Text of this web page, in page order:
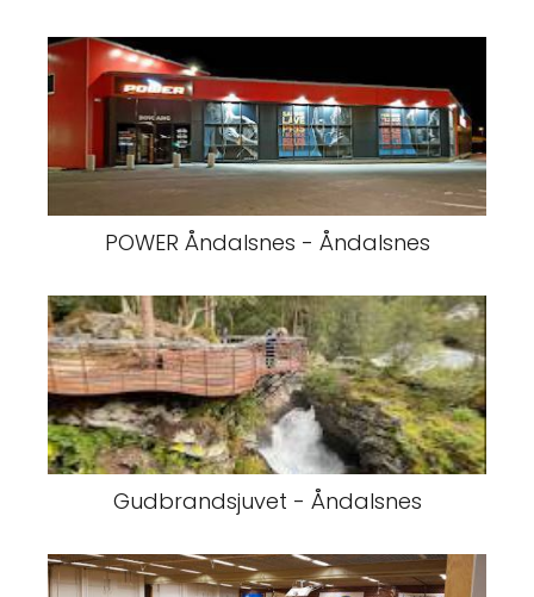
POWER Åndalsnes - Åndalsnes
Gudbrandsjuvet - Åndalsnes